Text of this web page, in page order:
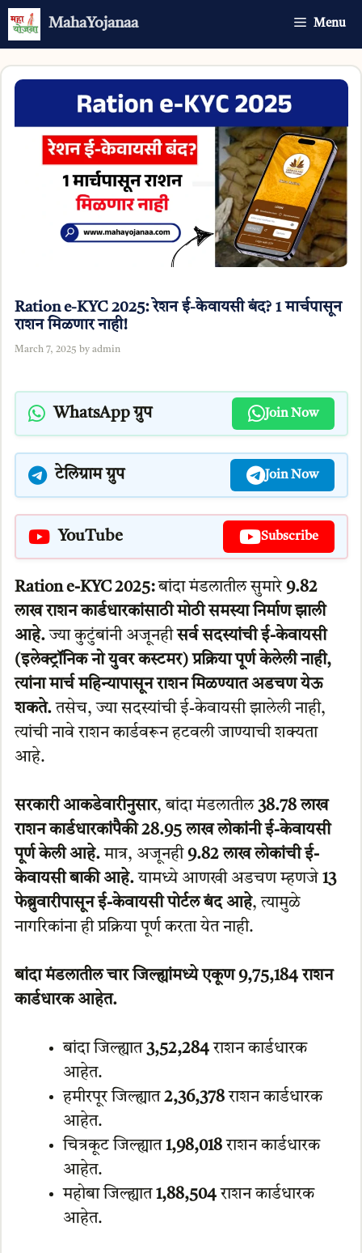
Skip
MahaYojanaa Menu
Ration e-KYC 2025: रेशन ई-केवायसी बंद? 1 मार्चपासून
राशन मिळणार नाही!
March 7, 2025 by admin
WhatsApp ग्रुप Join Now
टेलिग्राम ग्रुप Join Now
YouTube Subscribe
Ration e-KYC 2025:बांदा मंडलातील सुमारे 9.82
लाख राशन कार्डधारकांसाठी मोठी समस्या निर्माण झाली
आहे.ज्या कुटुंबांनी अजूनहीसर्व सदस्यांची ई-केवायसी
(इलेक्ट्रॉनिक नो युवर कस्टमर) प्रक्रिया पूर्ण केलेली नाही,
त्यांना मार्च महिन्यापासून राशन मिळण्यात अडचण येऊ
शकते.तसेच, ज्या सदस्यांची ई-केवायसी झालेली नाही,
त्यांची नावे राशन कार्डवरून हटवली जाण्याची शक्यता
आहे.
सरकारी आकडेवारीनुसार, बांदा मंडलातील 38.78 लाख
राशन कार्डधारकांपैकी 28.95 लाख लोकांनी ई-केवायसी
पूर्ण केली आहे.मात्र, अजूनही 9.82 लाख लोकांची ई-
केवायसी बाकी आहे.यामध्ये आणखी अडचण म्हणजे 13
फेब्रुवारीपासून ई-केवायसी पोर्टल बंद आहे, त्यामुळे
नागरिकांना ही प्रक्रिया पूर्ण करता येत नाही.
बांदा मंडलातील चार जिल्ह्यांमध्ये एकूण 9,75,184 राशन
कार्डधारक आहेत.
बांदा जिल्ह्यात 3,52,284राशन कार्डधारक
आहेत.
हमीरपूर जिल्ह्यात 2,36,378राशन कार्डधारक
आहेत.
चित्रकूट जिल्ह्यात 1,98,018राशन कार्डधारक
आहेत.
महोबा जिल्ह्यात 1,88,504राशन कार्डधारक
आहेत.